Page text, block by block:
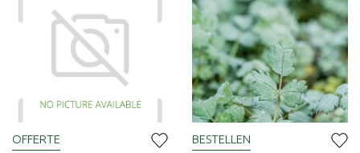
OFFERTE BESTELLEN